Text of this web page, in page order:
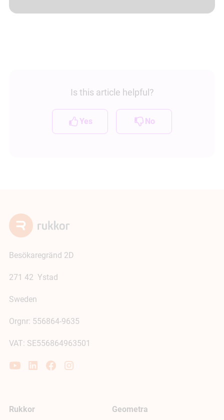
Is this article helpful?
Yes No
Besökaregränd 2D
271 42 Ystad
Sweden
Orgnr: 556864-9635
VAT: SE556864963501
Rukkor Geometra